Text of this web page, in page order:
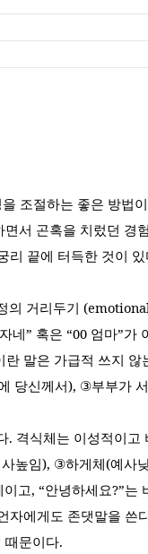
조절하는 좋은 방법
서 곤혹을 치렀던 경
리 끝에 터득한 것이
의 거리두기
자네” 혹은 “00 엄마”가
란 말은 가급적 쓰지 않
당신께서), ③부부가
. 격식체는 이성적이고
높임), ③하게체(예사
이고, “안녕하세요?”는
자에게도 존댓말을 쓴
때문이다.